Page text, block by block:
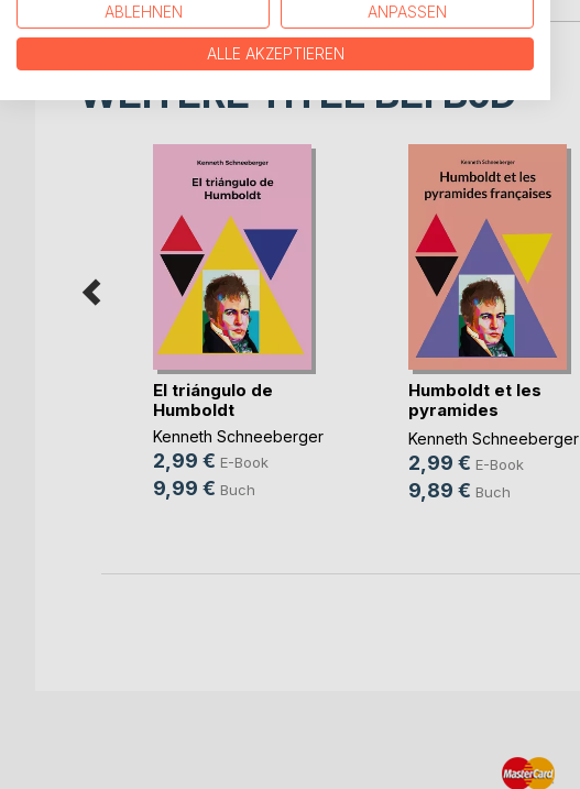
WEITERE TITEL BEIBoD
El triángulo de
Humboldt
Kenneth Schneeberger
2,99 € E-Book
9,99 € Buch
Humboldt et les
pyramides
françaises
Kenneth Schneeberger
2,99 € E-Book
9,89 € Buch
ABLEHNEN ANPASSEN
ALLE AKZEPTIEREN